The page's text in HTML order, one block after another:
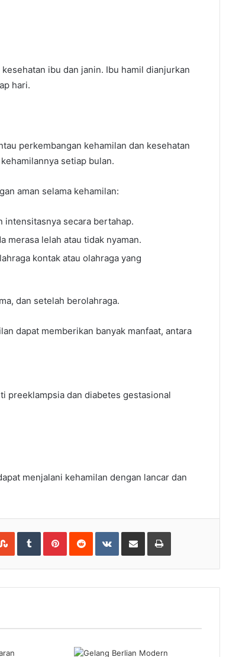
ibu dan janin. Ibu hamil dianjurkan
hari.
perkembangan kehamilan dan kesehatan
setiap bulan.
aman selama kehamilan:
intensitasnya secara bertahap.
merasa lelah atau tidak nyaman.
kontak atau olahraga yang
dan setelah berolahraga.
dapat memberikan banyak manfaat, antara
preeklampsia dan diabetes gestasional
menjalani kehamilan dengan lancar dan
StumbleUpon
TumblrPinterestReddit VKontakteShare
Email
Print